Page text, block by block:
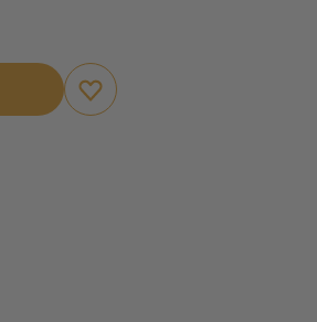
Ajouter aux favoris
Supprimer des favoris